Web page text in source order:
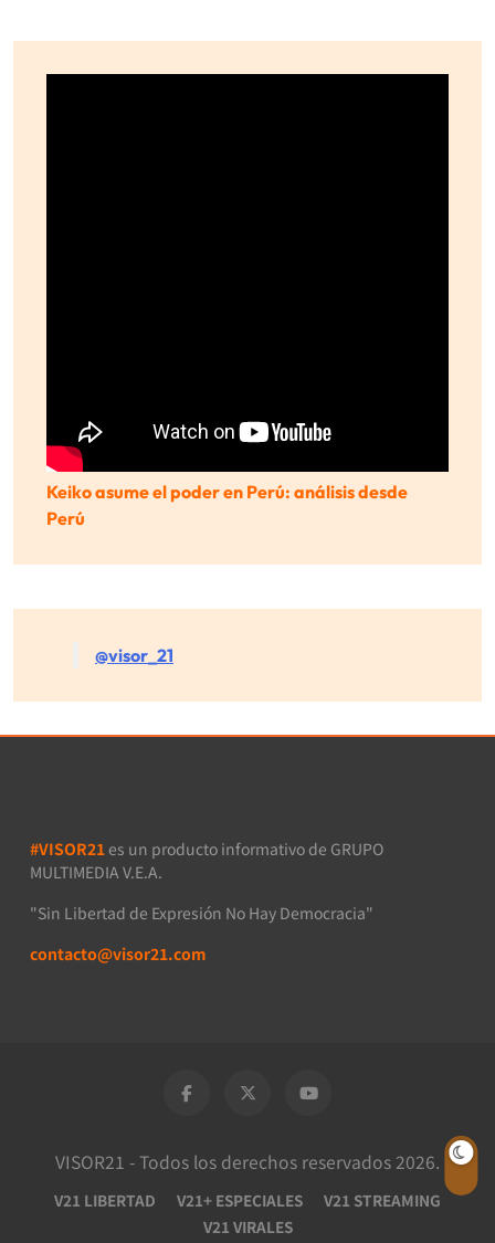
Keiko asume el poder en Perú: análisis desde
Perú
@visor_21
#VISOR21 es un producto informativo de GRUPO
MULTIMEDIA V.E.A.
"Sin Libertad de Expresión No Hay Democracia"
contacto@visor21.com
VISOR21 - Todos los derechos reservados 2026.
V21 LIBERTAD V21+ ESPECIALES
V21 STREAMING
V21 VIRALES